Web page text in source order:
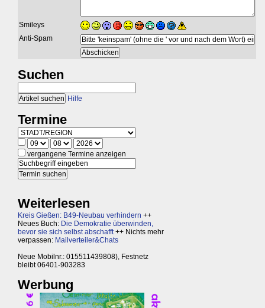
Smileys
Anti-Spam
Suchen
Hilfe
Termine
vergangene Termine anzeigen
Weiterlesen
Kreis Gießen: B49-Neubau verhindern ++
Neues Buch: Die Demokratie überwinden,
bevor sie sich selbst abschafft++ Nichts mehr
verpassen: Mailverteiler&Chats
Neue Mobilnr.: 015511439808), Festnetz
bleibt 06401-903283
Werbung